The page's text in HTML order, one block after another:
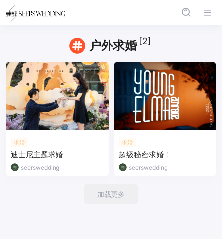
户外求婚 [2]
求婚
迪士尼主题求婚
seerswedding
求婚
超级秘密求婚！
seerswedding
加载更多